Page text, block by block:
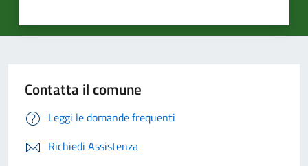
Contatta il comune
Leggi le domande frequenti
Richiedi Assistenza